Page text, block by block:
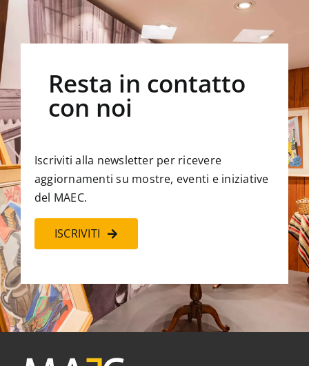
Resta in contatto
con noi
Iscriviti alla newsletter per ricevere
aggiornamenti su mostre, eventi e iniziative
del MAEC.
ISCRIVITI